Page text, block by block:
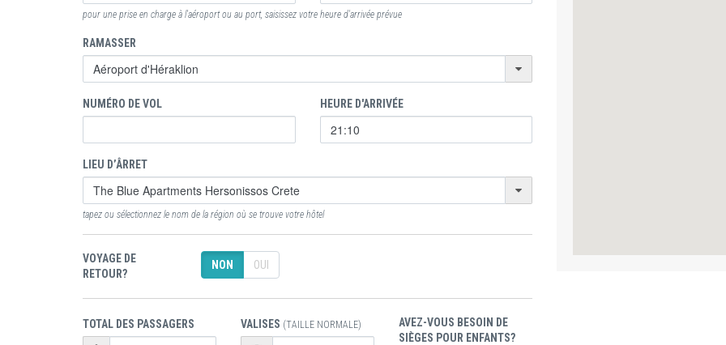
pour une prise en charge à l'aéroport ou au port, saisissez votre heure d'arrivée prévue
RAMASSER
NUMÉRO DE VOL HEURE D'ARRIVÉE
LIEU D’ÂRRET
tapez ou sélectionnez le nom de la région où se trouve votre hôtel
VOYAGE DE
RETOUR?
NON OUI
TOTAL DES PASSAGERS VALISES (TAILLE NORMALE)
AVEZ-VOUS BESOIN DE
SIÈGES POUR ENFANTS?